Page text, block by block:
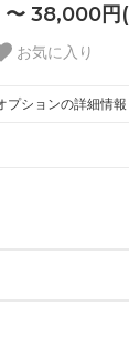
38,000円
お気に入り
プションの詳細情報